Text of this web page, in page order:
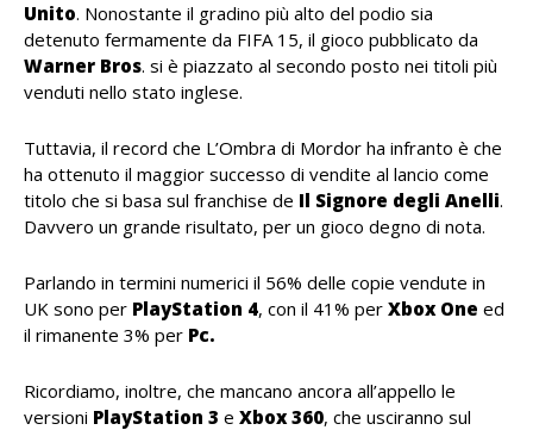
Unito. Nonostante il gradino più alto del podio sia
detenuto fermamente da FIFA 15, il gioco pubblicato da
Warner Bros. si è piazzato al secondo posto nei titoli più
venduti nello stato inglese.
Tuttavia, il record che L’Ombra di Mordor ha infranto è che
ha ottenuto il maggior successo di vendite al lancio come
titolo che si basa sul franchise de Il Signore degli Anelli.
Davvero un grande risultato, per un gioco degno di nota.
Parlando in termini numerici il 56% delle copie vendute in
UK sono per PlayStation 4, con il 41% per Xbox One ed
il rimanente 3% per Pc.
Ricordiamo, inoltre, che mancano ancora all’appello le
versioni PlayStation 3 e Xbox 360, che usciranno sul